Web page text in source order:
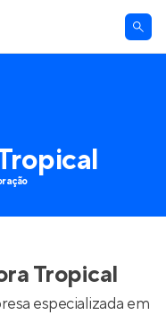
Tropical
especializada em